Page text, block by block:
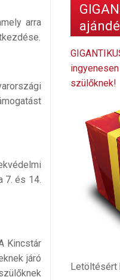
arra
7. és 14.
Kincstár
járó
szülőknek!
Letöltésért